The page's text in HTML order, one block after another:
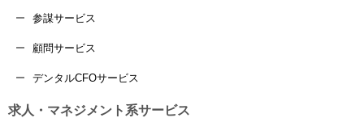
参謀サービス
顧問サービス
デンタルCFOサービス
求人・マネジメント系サービス